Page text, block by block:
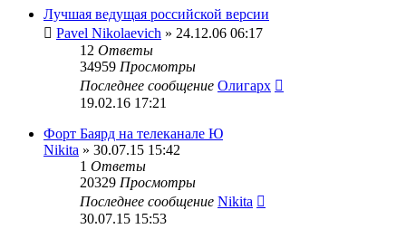
Лучшая ведущая российской версии
Pavel Nikolaevich » 24.12.06 06:17
12 Ответы
34959 Просмотры
Последнее сообщение Олигарх
19.02.16 17:21
Форт Баярд на телеканале Ю
Nikita » 30.07.15 15:42
1 Ответы
20329 Просмотры
Последнее сообщение Nikita
30.07.15 15:53